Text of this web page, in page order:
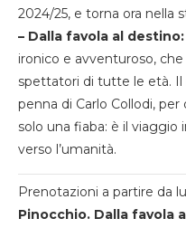
2024/25, e torna ora nella
– Dalla favola al destino:
ironico e avventuroso,
spettatori di tutte le età. Il
penna di Carlo Collodi,
solo una fiaba: è il viaggio
verso l’umanità.
Prenotazioni a partire da
Pinocchio. Dalla favola